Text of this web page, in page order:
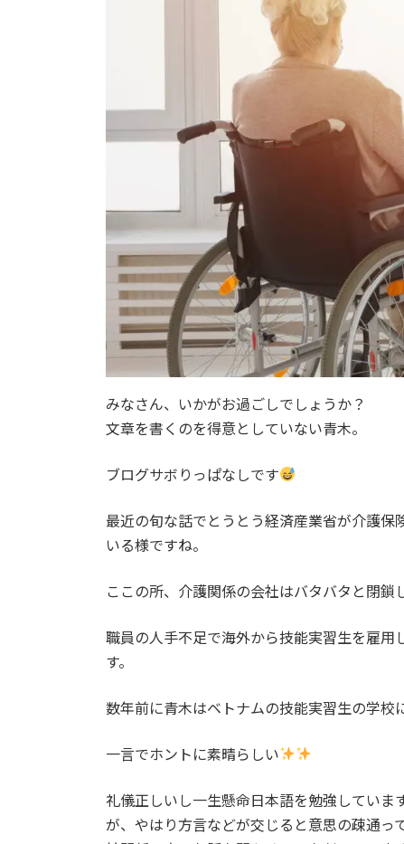
みなさん、いかがお過ごしでしょうか？
文章を書くのを得意としていない青木。
ブログサボりっぱなしです
最近の旬な話でとうとう経済産業省が介護
いる様ですね。
ここの所、介護関係の会社はバタバタと閉鎖
職員の人手不足で海外から技能実習生を雇
す。
数年前に青木はベトナムの技能実習生の学校
一言でホントに素晴らしい
礼儀正しいし一生懸命日本語を勉強しています
が、やはり方言などが交じると意思の疎通